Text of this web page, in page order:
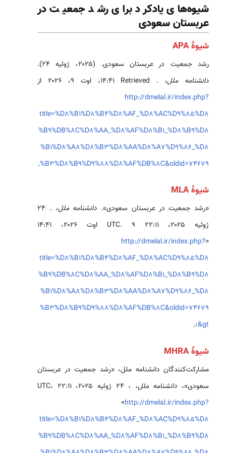
شیوه‌های یادکرد برای رشد جمعیت در
عربستان سعودی
شیوهٔ APA
رشد جمعیت در عربستان سعودی. (۲۰۲۵، ژوئیه ۲۴).
دانشنامه ملل، . Retrieved ‏۱۴:۴۱، اوت ۹، ۲۰۲۶ از
http://dmelal.ir/index.php?
title=%D8%B1%D8%B4%D8%AF_%D8%AC%D9%85%D8
%B9%DB%8C%D8%AA_%D8%AF%D8%B1_%D8%B9%D8
%B1%D8%A8%D8%B3%D8%AA%D8%A7%D9%86_%D8
%B3%D8%B9%D9%88%D8%AF%DB%8C&oldid=74679
.
شیوهٔ MLA
«رشد جمعیت در عربستان سعودی». دانشنامه ملل،
. ۲۴
ژوئیه ۲۰۲۵، ‏۲۲:۱۱ UTC. ۹ اوت ۲۰۲۶، ‏۱۴:۴۱
<
http://dmelal.ir/index.php?
title=%D8%B1%D8%B4%D8%AF_%D8%AC%D9%85%D8
%B9%DB%8C%D8%AA_%D8%AF%D8%B1_%D8%B9%D8
%B1%D8%A8%D8%B3%D8%AA%D8%A7%D9%86_%D8
%B3%D8%B9%D9%88%D8%AF%DB%8C&oldid=74679
&gt؛ .
شیوهٔ MHRA
مشارکت‌کنندگان دانشنامه ملل، «رشد جمعیت در عربستان
سعودی»، دانشنامه ملل، ،
۲۴ ژوئیه ۲۰۲۵، ‏۲۲:۱۱ UTC،
<http://dmelal.ir/index.php?
title=%D8%B1%D8%B4%D8%AF_%D8%AC%D9%85%D8
%B9%DB%8C%D8%AA_%D8%AF%D8%B1_%D8%B9%D8